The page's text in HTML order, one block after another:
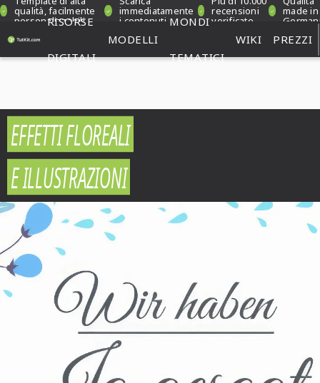
qualità, facilmente
personalizzabili
immediatamente
i contenuti
recensioni
verificate
made in
RISORSE
DIGITALI
MODELLI
MONDI
TEMATICI
WIKI PREZZI
EFFETTI FLOREALI
E ILLUSTRAZIONI